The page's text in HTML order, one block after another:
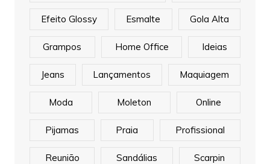
Efeito Glossy Esmalte Gola Alta
Grampos Home Office Ideias
Jeans Lançamentos Maquiagem
Moda Moleton Online
Pijamas Praia Profissional
Reunião Sandálias Scarpin